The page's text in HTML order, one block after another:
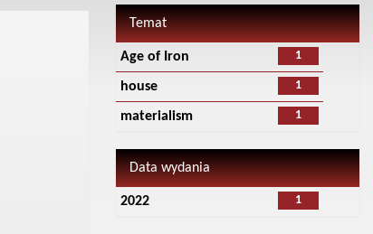
Temat
1
Age of Iron
1
house
1
materialism
Data wydania
1
2022